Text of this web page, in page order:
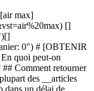
max]
[]
0") # [OBTENIR
quoi peut-on
## Comment retourner
des __articles
dans un délai de